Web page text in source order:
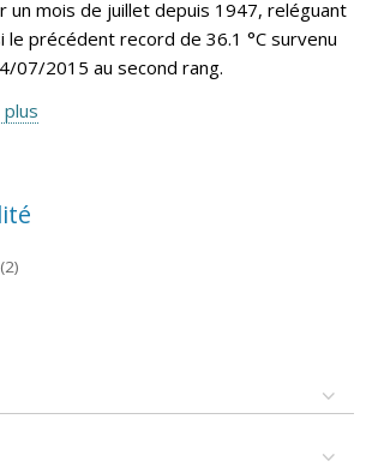
un mois de juillet depuis 1947, reléguant
le précédent record de 36.1 °C survenu
07/2015 au second rang.
plus
(2)